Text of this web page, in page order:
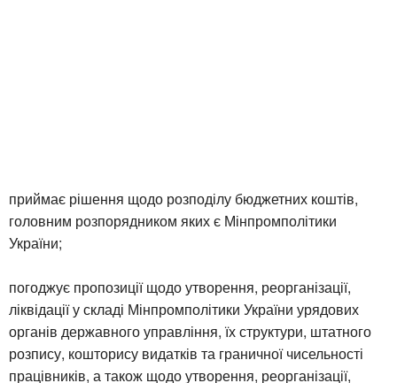
приймає рішення щодо розподілу бюджетних коштів,
головним розпорядником яких є Мінпромполітики
України;
погоджує пропозиції щодо утворення, реорганізації,
ліквідації у складі Мінпромполітики України урядових
органів державного управління, їх структури, штатного
розпису, кошторису видатків та граничної чисельності
працівників, а також щодо утворення, реорганізації,